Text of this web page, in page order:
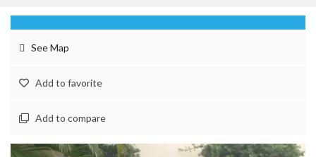
See Map
Add to favorite
Add to compare